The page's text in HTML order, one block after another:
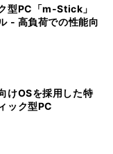
型PC「m-Stick」
- 高負荷での性能向
けOSを採用した特
ック型PC